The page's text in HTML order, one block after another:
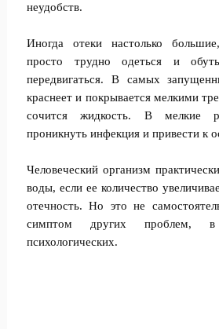
неудобств.
Иногда отеки настолько
просто трудно одеться и
передвигаться. В самых
краснеет и покрывается мелкими
сочится жидкость. В мелкие
проникнуть инфекция и привести к
Человеческий организм
воды, если ее количество
отечность. Но это не
симптом других
психологических.